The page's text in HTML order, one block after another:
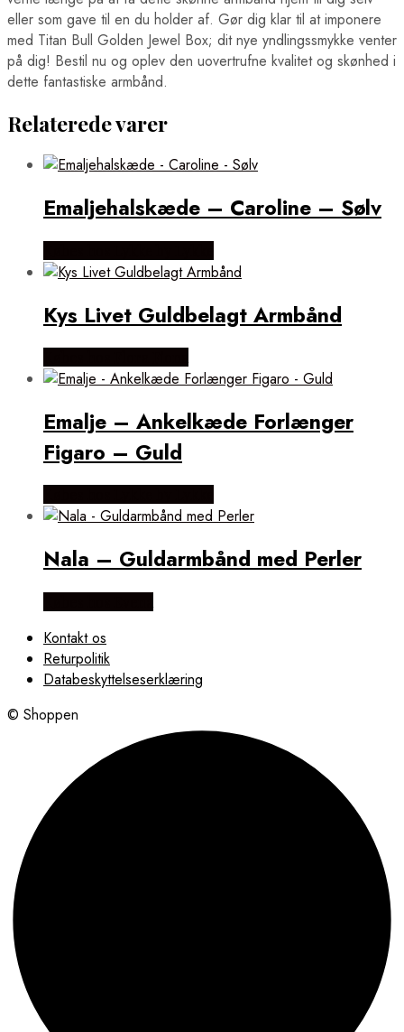
eller som gave til en du holder af. Gør dig klar til at imponere
med Titan Bull Golden Jewel Box; dit nye yndlingssmykke venter
på dig! Bestil nu og oplev den uovertrufne kvalitet og skønhed i
dette fantastiske armbånd.
Relaterede varer
Emaljehalskæde – Caroline – Sølv
Kys Livet Guldbelagt Armbånd
Emalje – Ankelkæde Forlænger
Figaro – Guld
Nala – Guldarmbånd med Perler
Kontakt os
Returpolitik
Databeskyttelseserklæring
© Shoppen